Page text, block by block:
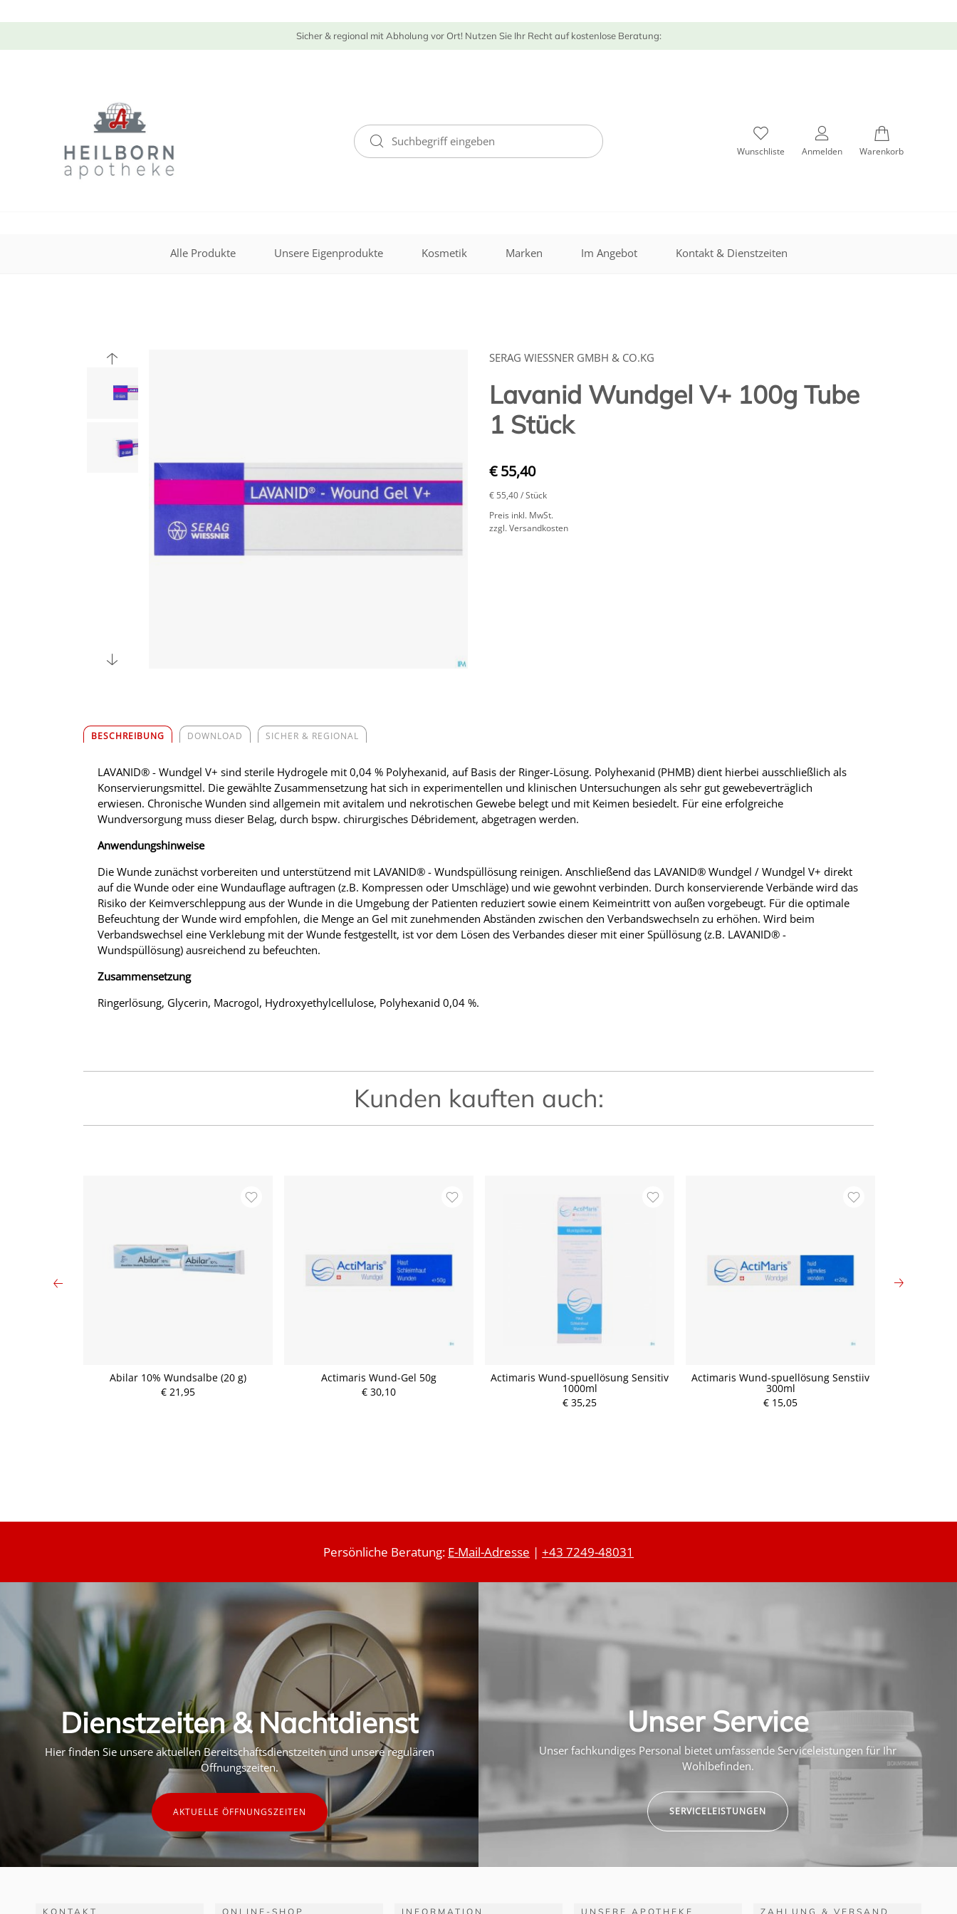
Sicher & regional mit Abholung vor Ort! Nutzen Sie Ihr Recht auf kostenlose Beratung:
Wunschliste Anmelden Warenkorb
Alle Produkte Unsere Eigenprodukte Kosmetik Marken Im Angebot Kontakt & Dienstzeiten
SERAG WIESSNER GMBH & CO.KG
Lavanid Wundgel V+ 100g Tube
1 Stück
€ 55,40
€ 55,40/ Stück
Preis inkl. MwSt.
zzgl. Versandkosten
BESCHREIBUNG DOWNLOAD SICHER & REGIONAL
LAVANID® - Wundgel V+ sind sterile Hydrogele mit 0,04 % Polyhexanid, auf Basis der Ringer-Lösung. Polyhexanid (PHMB) dient hierbei ausschließlich als
Konservierungsmittel. Die gewählte Zusammensetzung hat sich in experimentellen und klinischen Untersuchungen als sehr gut gewebeverträglich
erwiesen. Chronische Wunden sind allgemein mit avitalem und nekrotischen Gewebe belegt und mit Keimen besiedelt. Für eine erfolgreiche
Wundversorgung muss dieser Belag, durch bspw. chirurgisches Débridement, abgetragen werden.
Anwendungshinweise
Die Wunde zunächst vorbereiten und unterstützend mit LAVANID® - Wundspüllösung reinigen. Anschließend das LAVANID® Wundgel / Wundgel V+ direkt
auf die Wunde oder eine Wundauflage auftragen (z.B. Kompressen oder Umschläge) und wie gewohnt verbinden. Durch konservierende Verbände wird das
Risiko der Keimverschleppung aus der Wunde in die Umgebung der Patienten reduziert sowie einem Keimeintritt von außen vorgebeugt. Für die optimale
Befeuchtung der Wunde wird empfohlen, die Menge an Gel mit zunehmenden Abständen zwischen den Verbandswechseln zu erhöhen. Wird beim
Verbandswechsel eine Verklebung mit der Wunde festgestellt, ist vor dem Lösen des Verbandes dieser mit einer Spüllösung (z.B. LAVANID® -
Wundspüllösung) ausreichend zu befeuchten.
Zusammensetzung
Ringerlösung, Glycerin, Macrogol, Hydroxyethylcellulose, Polyhexanid 0,04 %.
Kunden kauften auch:
Abilar 10% Wundsalbe (20 g)
€ 21,95
Actimaris Wund-Gel 50g
€ 30,10
Actimaris Wund-spuellösung Sensitiv
1000ml
€ 35,25
Actimaris Wund-spuellösung Senstiiv
300ml
€ 15,05
P P
Persönliche Beratung: E-Mail-Adresse | +43 7249-48031
Dienstzeiten & Nachtdienst
Hier finden Sie unsere aktuellen Bereitschaftsdienstzeiten und unsere regulären
Öffnungszeiten.
AKTUELLE ÖFFNUNGSZEITEN
Unser Service
Unser fachkundiges Personal bietet umfassende Serviceleistungen für Ihr
Wohlbefinden.
SERVICELEISTUNGEN
KONTAKT ONLINE-SHOP INFORMATION UNSERE APOTHEKE ZAHLUNG & VERSAND